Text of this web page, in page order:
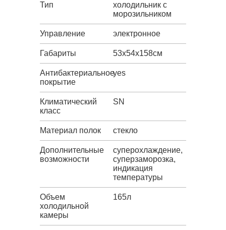
Тип
холодильник с
морозильником
Управление электронное
Габариты 53х54х158см
Антибактериальное
покрытие
yes
Климатический
класс
SN
Материал полок стекло
Дополнительные
возможности
суперохлаждение,
суперзаморозка,
индикация
температуры
Объем
холодильной
камеры
165л